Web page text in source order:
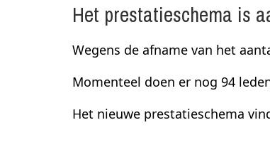
Het prestatieschema is
Wegens de afname van het
Momenteel doen er nog 94
Het nieuwe prestatieschema